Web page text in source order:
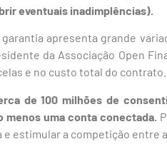
eventuais inadimplências).
apresenta grande
da Associação Open
e no custo total do contrato.
de 100 milhões de
menos uma conta conectada.
e estimular a competição entre